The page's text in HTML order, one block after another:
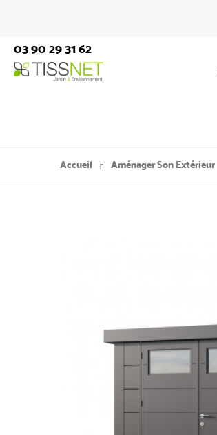
03 90 29 31 62
Accueil Aménager Son Extérieur